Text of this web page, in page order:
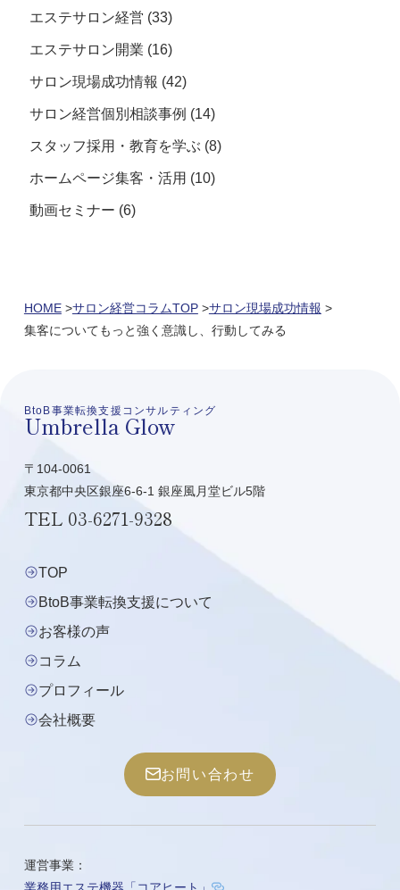
エステサロン経営 (33)
エステサロン開業 (16)
サロン現場成功情報 (42)
サロン経営個別相談事例 (14)
スタッフ採用・教育を学ぶ (8)
ホームページ集客・活用 (10)
動画セミナー (6)
HOME サロン経営コラムTOP
サロン現場成功情報
集客についてもっと強く意識し、行動してみる
BtoB事業転換支援コンサルティング
Umbrella Glow
〒104-0061
東京都中央区銀座6-6-1 銀座風月堂ビル5階
TEL 03-6271-9328
TOP
BtoB事業転換支援について
お客様の声
コラム
プロフィール
会社概要
お問い合わせ
運営事業：